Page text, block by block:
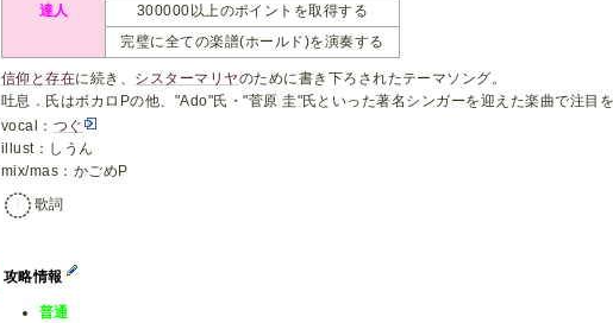
達人
300000以上のポイントを取得する
完璧に全ての楽譜(ホールド)を演奏する
信仰と存在に続き、 シスターマリヤのために書き下ろされたテーマソング。
吐息．氏はボカロPの他、"Ado"氏・"菅原 圭"氏といった著名シンガーを迎えた楽曲で注目
vocal： つぐ
illust：しうん
mix/mas：かごめP
歌詞
攻略情報
普通